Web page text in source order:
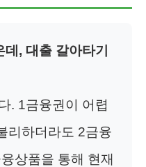
, 대출 갈아타기
. 1금융권이 어렵
리하더라도 2금융
상품을 통해 현재